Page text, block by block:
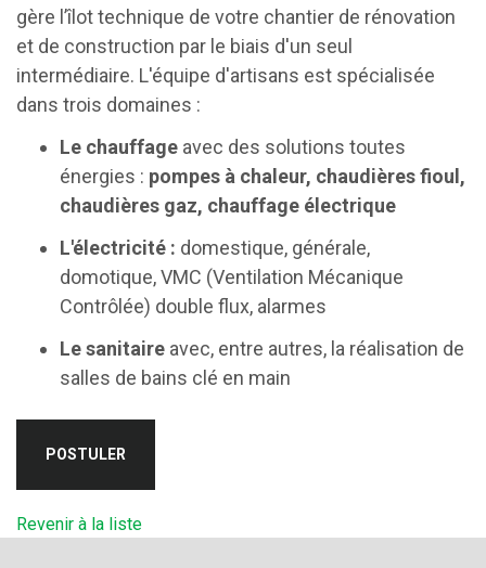
gère l’îlot technique de votre chantier de rénovation
et de construction par le biais d'un seul
intermédiaire. L'équipe d'artisans est spécialisée
dans trois domaines :
Le chauffage avec des solutions toutes
énergies : pompes à chaleur, chaudières fioul,
chaudières gaz, chauffage électrique
L'électricité : domestique, générale,
domotique, VMC (Ventilation Mécanique
Contrôlée) double flux, alarmes
Le sanitaire avec, entre autres, la réalisation de
salles de bains clé en main
POSTULER
Revenir à la liste